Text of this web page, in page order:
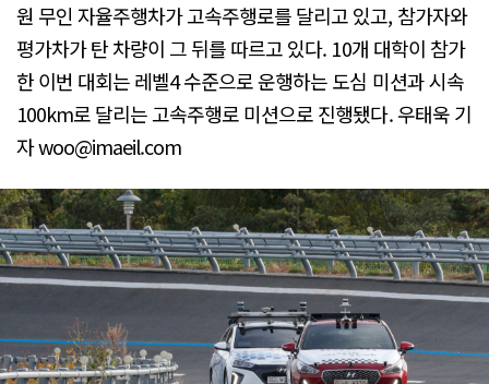
원 무인 자율주행차가 고속주행로를 달리고 있고, 참가자와
평가차가 탄 차량이 그 뒤를 따르고 있다. 10개 대학이 참가
한 이번 대회는 레벨4 수준으로 운행하는 도심 미션과 시속
100km로 달리는 고속주행로 미션으로 진행됐다. 우태욱 기
자 woo@imaeil.com